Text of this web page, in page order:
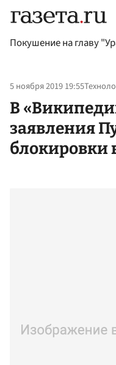
Покушение на главу
5 ноября 2019 19:55
В
заявления
блокировки